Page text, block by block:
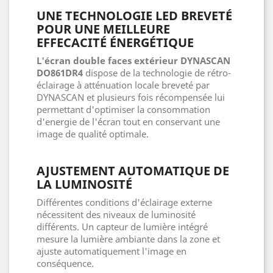
UNE TECHNOLOGIE LED BREVETÉ
POUR UNE MEILLEURE
EFFECACITÉ ÉNERGÉTIQUE
L'écran double faces extérieur DYNASCAN
DO861DR4 dispose de la technologie de rétro-
éclairage à atténuation locale breveté par
DYNASCAN et plusieurs fois récompensée lui
permettant d'optimiser la consommation
d'energie de l'écran tout en conservant une
image de qualité optimale.
AJUSTEMENT AUTOMATIQUE DE
LA LUMINOSITÉ
Différentes conditions d'éclairage externe
nécessitent des niveaux de luminosité
différents. Un capteur de lumière intégré
mesure la lumière ambiante dans la zone et
ajuste automatiquement l'image en
conséquence.